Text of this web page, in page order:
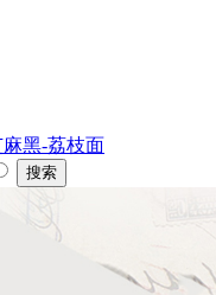
黑-荔枝面